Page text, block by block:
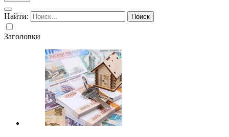
Найти:
Заголовки